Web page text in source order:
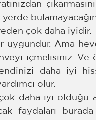
çok daha iyidir.
uygundur. Ama
içmelisiniz. Ve
daha iyi
olur.
daha iyi olduğu
faydaları burada